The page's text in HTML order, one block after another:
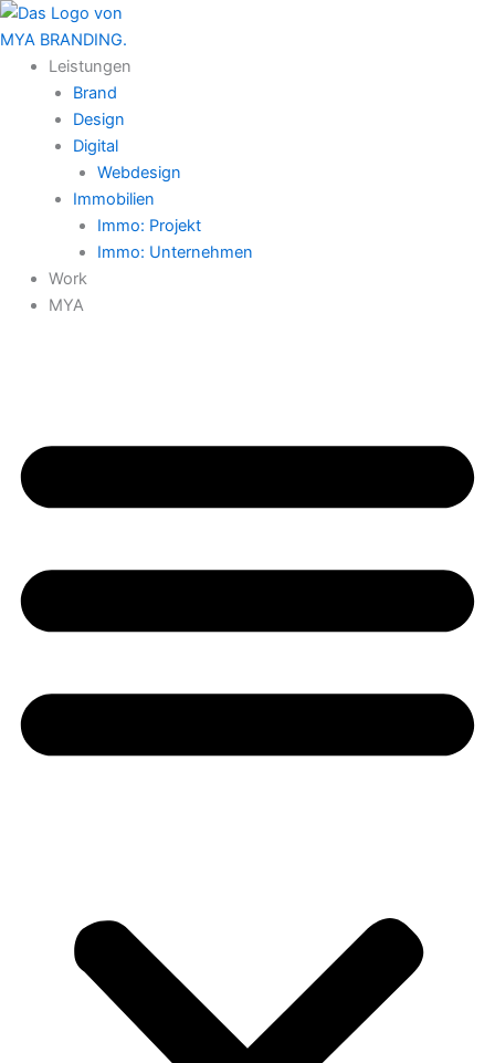
Zum
Inhalt
springenLeistungen
Brand
Design
Digital
Webdesign
Immobilien
Immo: Projekt
Immo: Unternehmen
Work
MYA